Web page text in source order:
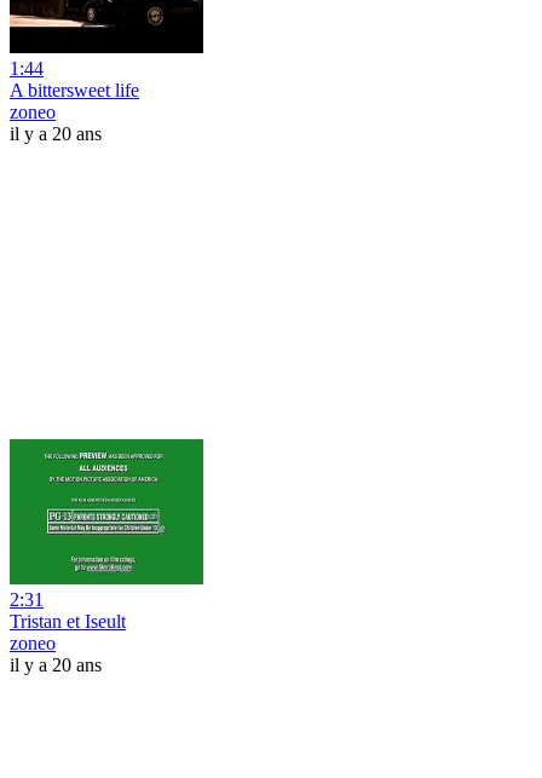
1:44
A bittersweet life
zoneo
il y a 20 ans
2:31
Tristan et Iseult
zoneo
il y a 20 ans